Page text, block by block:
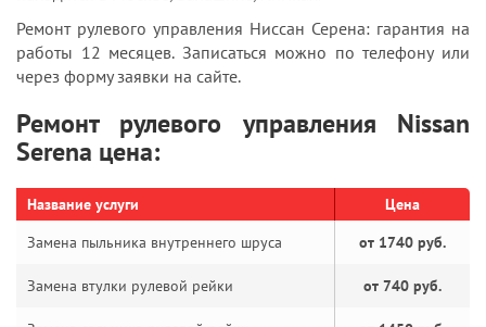
Ремонт рулевого управления Ниссан Серена: гарантия на
работы 12 месяцев. Записаться можно по телефону или
через форму заявки на сайте.
Ремонт рулевого управления Nissan
Serena цена:
Название услуги
Цена
Замена пыльника внутреннего шруса
от 1740 руб.
Замена втулки рулевой рейки от 740 руб.